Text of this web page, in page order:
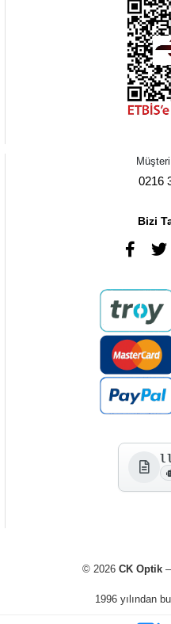
0216
Bizi
© 2026 CK Optik—
1996 yılından